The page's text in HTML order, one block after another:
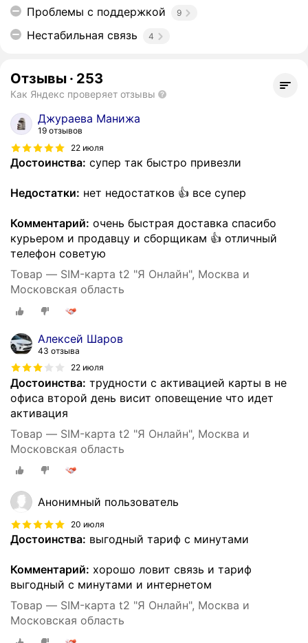
Проблемы с поддержкой 9
Нестабильная связь 4
Отзывы · 253
Как Яндекс проверяет отзывы
Джураева Манижа
19 отзывов
22 июля
Достоинства: супер так быстро привезли
Недостатки: нет недостатков 👍 все супер
Комментарий: очень быстрая доставка спасибо
курьером и продавцу и сборщикам 👍 отличный
телефон советую
Товар — SIM-карта t2 "Я Онлайн", Москва и
Московская область
Алексей Шаров
43 отзыва
22 июля
Достоинства: трудности с активацией карты в не
офиса второй день висит оповещение что идет
активация
Товар — SIM-карта t2 "Я Онлайн", Москва и
Московская область
Анонимный пользователь
20 июля
Достоинства: выгодный тариф с минутами
Комментарий: хорошо ловит связь и тариф
выгодный с минутами и интернетом
Товар — SIM-карта t2 "Я Онлайн", Москва и
Московская область